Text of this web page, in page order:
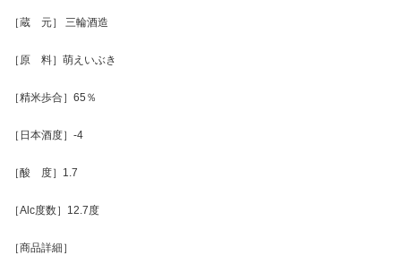
［蔵 元］ 三輪酒造
［原 料］萌えいぶき
［精米歩合］65％
［日本酒度］-4
［酸 度］1.7
［Alc度数］12.7度
［商品詳細］